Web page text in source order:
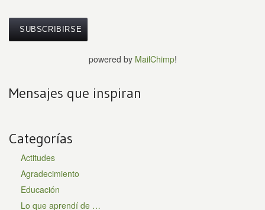
powered by MailChimp!
Mensajes que inspiran
Categorías
Actitudes
Agradecimiento
Educación
Lo que aprendí de …